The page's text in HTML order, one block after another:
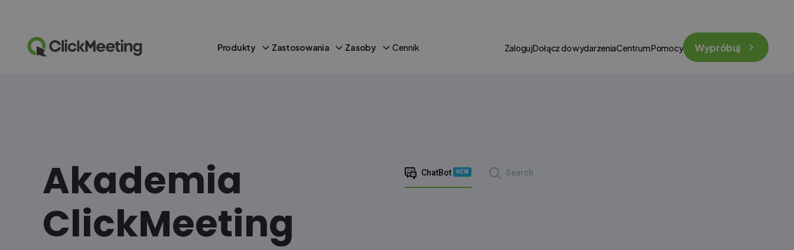
Produkty Zastosowania Zasoby Cennik ZalogujDołącz do wydarzeniaCentrum Pomocy Wypróbuj
Akademia
ClickMeeting
ChatBot NEW Search